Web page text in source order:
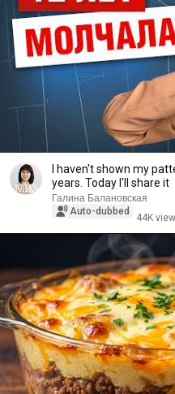
I haven't shown my
years. Today I'll share it
Галина Балановская
Auto-dubbed
44K